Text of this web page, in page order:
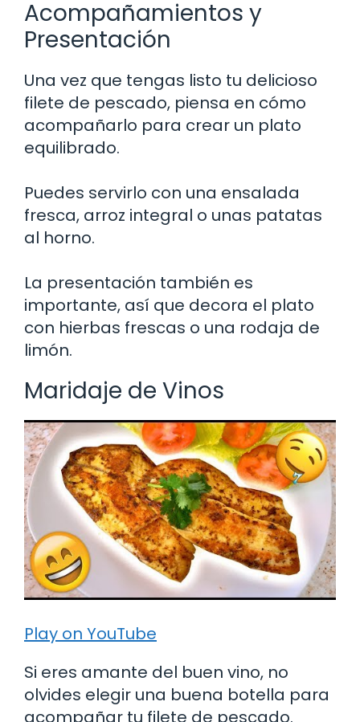
Acompañamientos y
Presentación
Una vez que tengas listo tu delicioso
filete de pescado, piensa en cómo
acompañarlo para crear un plato
equilibrado.
Puedes servirlo con una ensalada
fresca, arroz integral o unas patatas
al horno.
La presentación también es
importante, así que decora el plato
con hierbas frescas o una rodaja de
limón.
Maridaje de Vinos
Play on YouTube
Si eres amante del buen vino, no
olvides elegir una buena botella para
acompañar tu filete de pescado.